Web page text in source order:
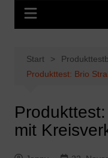
Start
Produkttest: Brio
mit